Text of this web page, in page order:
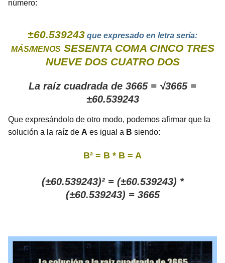
número:
±60.539243 que expresado en letra sería:
MÁS/MENOS SESENTA COMA CINCO TRES
NUEVE DOS CUATRO DOS
La raíz cuadrada de 3665 = √3665 =
±60.539243
Que expresándolo de otro modo, podemos afirmar que la
solución a la raíz de A es igual a B siendo:
B² = B * B = A
(±60.539243)² = (±60.539243) *
(±60.539243) = 3665